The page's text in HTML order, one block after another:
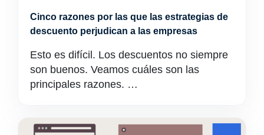
Cinco razones por las que las estrategias de
descuento perjudican a las empresas
Esto es difícil. Los descuentos no siempre
son buenos. Veamos cuáles son las
principales razones. …